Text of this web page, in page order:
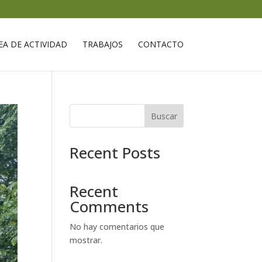
DE ACTIVIDAD TRABAJOS CONTACTO
Buscar
Recent Posts
Recent
Comments
No hay comentarios que
mostrar.